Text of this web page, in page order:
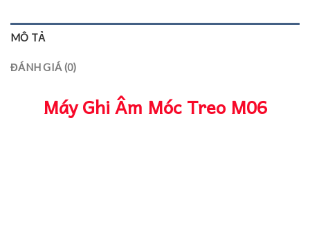
MÔ TẢ
ĐÁNH GIÁ (0)
Máy Ghi Âm Móc Treo M06